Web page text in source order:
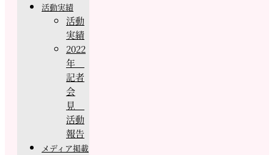
活動実績
活動
実績
2022
年
記者
会
見
活動
報告
メディア掲載